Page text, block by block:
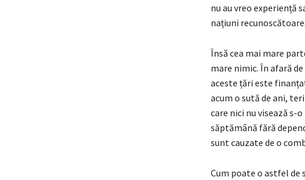
nu au vreo experiență
națiuni recunoscătoare.
Însă cea mai mare
mare nimic. În afară
aceste țări este
acum o sută de ani,
care nici nu visează s-
săptămână fără
sunt cauzate de o
Cum poate o astfel de